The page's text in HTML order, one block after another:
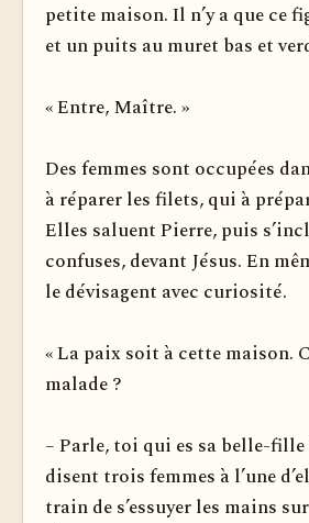
petite maison. Il n’y a que ce
et un puits au muret bas et
« Entre, Maître. »
Des femmes sont occupées
à réparer les filets, qui à
Elles saluent Pierre, puis
confuses, devant Jésus. En
le dévisagent avec curiosité.
« La paix soit à cette maison.
malade ?
– Parle, toi qui es sa belle-fille
disent trois femmes à l’une
train de s’essuyer les mains